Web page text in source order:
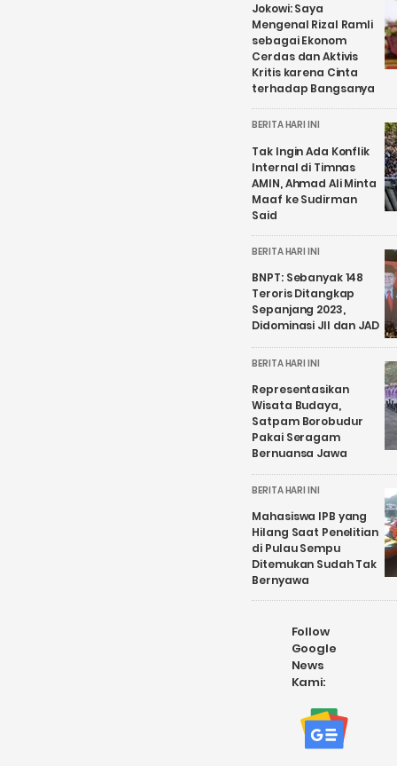
Jokowi: Saya
Mengenal Rizal Ramli
sebagai Ekonom
Cerdas dan Aktivis
Kritis karena Cinta
terhadap Bangsanya
BERITA HARI INI
Tak Ingin Ada Konflik
Internal di Timnas
AMIN, Ahmad Ali Minta
Maaf ke Sudirman
Said
BERITA HARI INI
BNPT: Sebanyak 148
Teroris Ditangkap
Sepanjang 2023,
Didominasi JII dan JAD
BERITA HARI INI
Representasikan
Wisata Budaya,
Satpam Borobudur
Pakai Seragam
Bernuansa Jawa
BERITA HARI INI
Mahasiswa IPB yang
Hilang Saat Penelitian
di Pulau Sempu
Ditemukan Sudah Tak
Bernyawa
Follow
Google
News
Kami: